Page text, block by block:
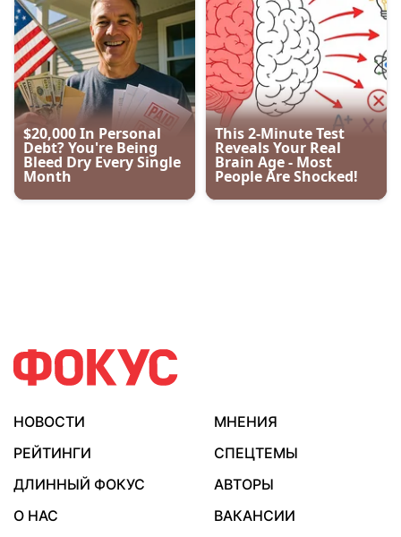
НОВОСТИ
МНЕНИЯ
РЕЙТИНГИ
СПЕЦТЕМЫ
ДЛИННЫЙ ФОКУС
АВТОРЫ
О НАС
ВАКАНСИИ